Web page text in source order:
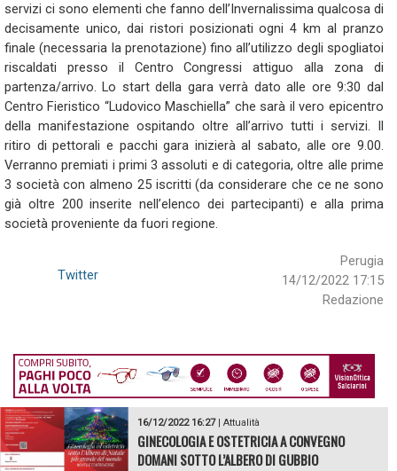
servizi ci sono elementi che fanno dell’Invernalissima qualcosa di
decisamente unico, dai ristori posizionati ogni 4 km al pranzo
finale (necessaria la prenotazione) fino all’utilizzo degli spogliatoi
riscaldati presso il Centro Congressi attiguo alla zona di
partenza/arrivo. Lo start della gara verrà dato alle ore 9:30 dal
Centro Fieristico “Ludovico Maschiella” che sarà il vero epicentro
della manifestazione ospitando oltre all’arrivo tutti i servizi. Il
ritiro di pettorali e pacchi gara inizierà al sabato, alle ore 9.00.
Verranno premiati i primi 3 assoluti e di categoria, oltre alle prime
3 società con almeno 25 iscritti (da considerare che ce ne sono
già oltre 200 inserite nell’elenco dei partecipanti) e alla prima
società proveniente da fuori regione.
Perugia
14/12/2022 17:15
Redazione
Twitter
16/12/2022 16:27| Attualità
GINECOLOGIA E OSTETRICIA A CONVEGNO
DOMANI SOTTO L’ALBERO DI GUBBIO